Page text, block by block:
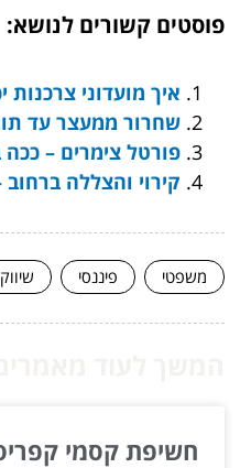
פוסטים קשורים לנושא:
איך מועדוני
שחרור ממעצר עד
פורטל צימרים – ככה
קירוי והצללה
משפטי פיננסי
חשיפת קסמי